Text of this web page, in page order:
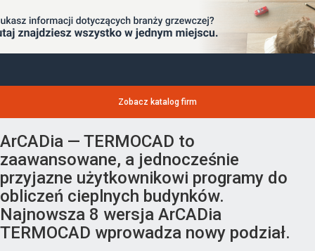
Zobacz katalog firm
ArCADia — TERMOCAD to
zaawansowane, a jednocześnie
przyjazne użytkownikowi programy do
obliczeń cieplnych budynków.
Najnowsza 8 wersja ArCADia
TERMOCAD wprowadza nowy podział.